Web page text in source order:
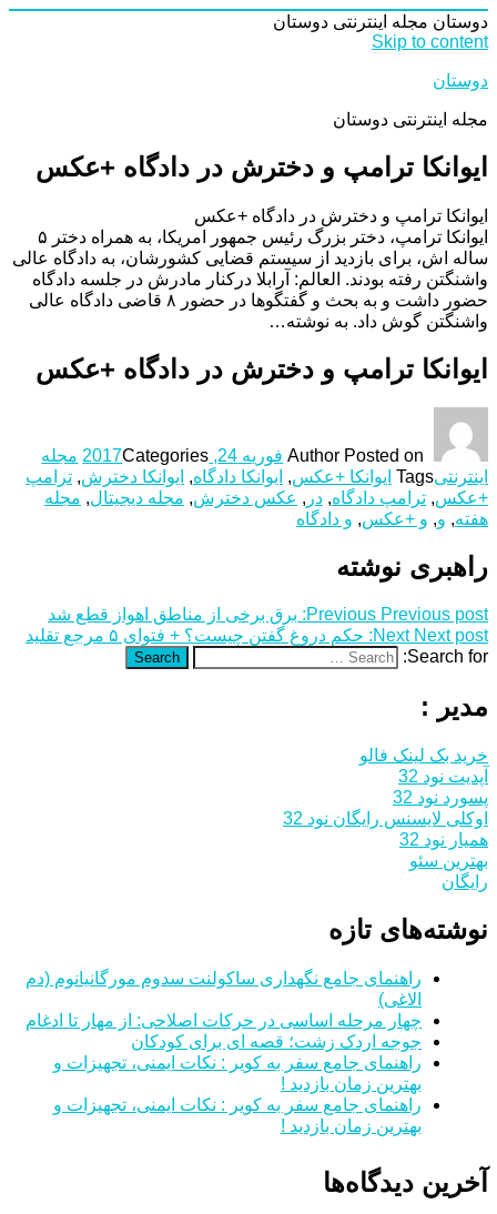
دوستان مجله اینترنتی دوستان
Skip to content
دوستان
مجله اینترنتی دوستان
ایوانکا ترامپ و دخترش در دادگاه +عکس
ایوانکا ترامپ و دخترش در دادگاه +عکس
ایوانکا ترامپ، دختر بزرگ رئیس جمهور امریکا، به همراه دختر ۵
ساله اش، برای بازدید از سیستم قضایی کشورشان، به دادگاه عالی
واشنگتن رفته بودند. العالم: آرابلا درکنار مادرش در جلسه دادگاه
حضور داشت و به بحث و گفتگوها در حضور ۸ قاضی دادگاه عالی
واشنگتن گوش داد. به نوشته…
ایوانکا ترامپ و دخترش در دادگاه +عکس
Author Posted on فوریه 24, 2017 Categories
مجله
اینترنتیTags ایوانکا +عکس, ایوانکا دادگاه, ایوانکا دخترش, ترامپ
+عکس, ترامپ دادگاه, در , عکس دخترش, مجله دیجیتال, مجله
هفته, و, و +عکس, و دادگاه
راهبری نوشته
Previous Previous post:
برق برخی از مناطق اهواز قطع شد
Next Next post:
حکم دروغ گفتن چیست؟ + فتوای ۵ مرجع تقلید
Search for:
Search
مدیر :
خرید بک لینک فالو
آپدیت نود 32
پسورد نود 32
اوکلی لایسنس رایگان نود 32
همیار نود 32
بهترین سئو
رایگان
نوشته‌های تازه
راهنمای جامع نگهداری ساکولنت سدوم مورگانیانوم (دم
الاغی)
چهار مرحله اساسی در حرکات اصلاحی: از مهار تا ادغام
جوجه اردک زشت؛ قصه ای برای کودکان
راهنمای جامع سفر به کویر : نکات ایمنی، تجهیزات و
بهترین زمان بازدید !
راهنمای جامع سفر به کویر : نکات ایمنی، تجهیزات و
بهترین زمان بازدید !
آخرین دیدگاه‌ها